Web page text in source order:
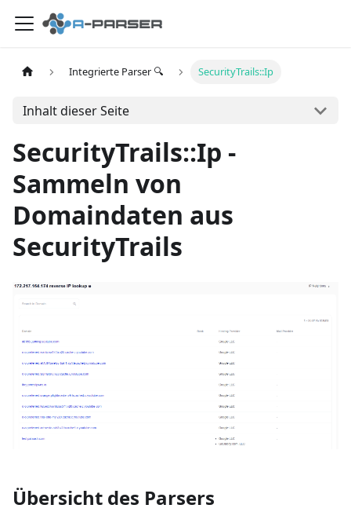
Integrierte Parser 🔍 SecurityTrails::Ip
Inhalt dieser Seite
SecurityTrails::Ip -
Sammeln von
Domaindaten aus
SecurityTrails
Übersicht des Parsers